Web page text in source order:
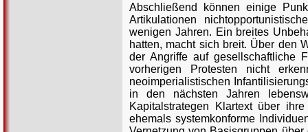
Abschließend können einige
Artikulationen
wenigen Jahren. Ein breites
hatten, macht sich breit. Über den
der Angriffe auf gesellschaftliche
vorherigen Protesten nicht
neoimperialistischen
in den nächsten Jahren
Kapitalstrategen Klartext über
ehemals systemkonforme